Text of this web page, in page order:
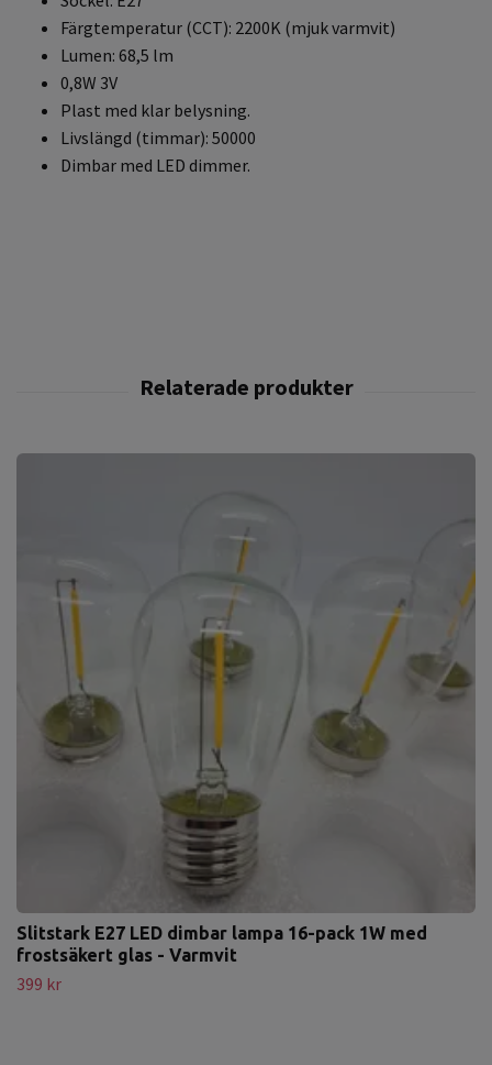
Färgtemperatur (CCT): 2200K (mjuk varmvit)
Lumen: 68,5 lm
0,8W 3V
Plast med klar belysning.
Livslängd (timmar): 50000
Dimbar med LED dimmer.
Slitstark E27 LED dimbar lampa 16-pack 1W med
frostsäkert glas - Varmvit
399 kr